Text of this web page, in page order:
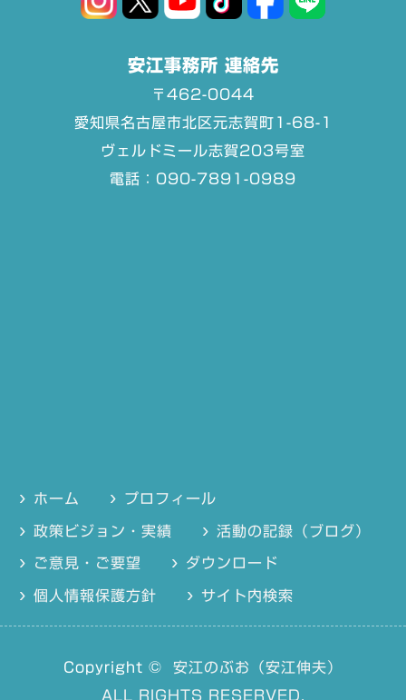
安江事務所 連絡先
〒462-0044
愛知県名古屋市北区元志賀町1-68-1
ヴェルドミール志賀203号室
電話：090-7891-0989
ホーム プロフィール
政策ビジョン・実績 活動の記録（ブログ）
ご意見・ご要望 ダウンロード
個人情報保護方針 サイト内検索
Copyright © 安江のぶお（安江伸夫）
ALL RIGHTS RESERVED.